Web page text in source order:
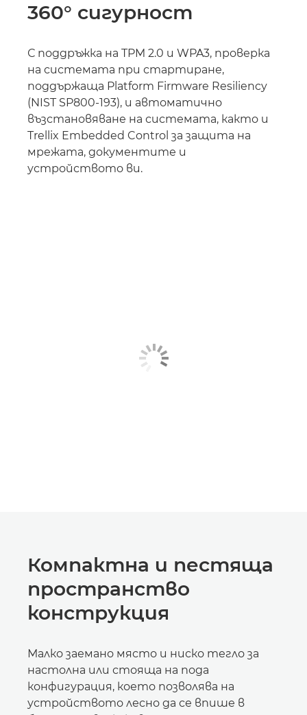
360° сигурност
С поддръжка на TPM 2.0 и WPA3, проверка
на системата при стартиране,
поддържаща Platform Firmware Resiliency
(NIST SP800-193), и автоматично
възстановяване на системата, както и
Trellix Embedded Control за защита на
мрежата, документите и
устройството ви.
Компактна и пестяща
пространство
конструкция
Малко заемано място и ниско тегло за
настолна или стояща на пода
конфигурация, което позволява на
устройството лесно да се впише в